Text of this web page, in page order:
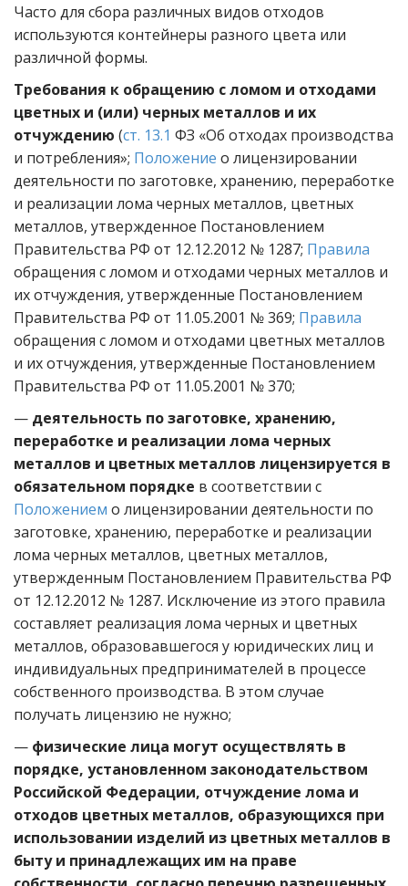
Часто для сбора различных видов отходов
используются контейнеры разного цвета или
различной формы.
Требования к обращению с ломом и отходами
цветных и (или) черных металлов и их
отчуждению (ст. 13.1 ФЗ «Об отходах производства
и потребления»; Положение о лицензировании
деятельности по заготовке, хранению, переработке
и реализации лома черных металлов, цветных
металлов, утвержденное Постановлением
Правительства РФ от 12.12.2012 № 1287; Правила
обращения с ломом и отходами черных металлов и
их отчуждения, утвержденные Постановлением
Правительства РФ от 11.05.2001 № 369; Правила
обращения с ломом и отходами цветных металлов
и их отчуждения, утвержденные Постановлением
Правительства РФ от 11.05.2001 № 370;
— деятельность по заготовке, хранению,
переработке и реализации лома черных
металлов и цветных металлов лицензируется в
обязательном порядке в соответствии с
Положением о лицензировании деятельности по
заготовке, хранению, переработке и реализации
лома черных металлов, цветных металлов,
утвержденным Постановлением Правительства РФ
от 12.12.2012 № 1287. Исключение из этого правила
составляет реализация лома черных и цветных
металлов, образовавшегося у юридических лиц и
индивидуальных предпринимателей в процессе
собственного производства. В этом случае
получать лицензию не нужно;
— физические лица могут осуществлять в
порядке, установленном законодательством
Российской Федерации, отчуждение лома и
отходов цветных металлов, образующихся при
использовании изделий из цветных металлов в
быту и принадлежащих им на праве